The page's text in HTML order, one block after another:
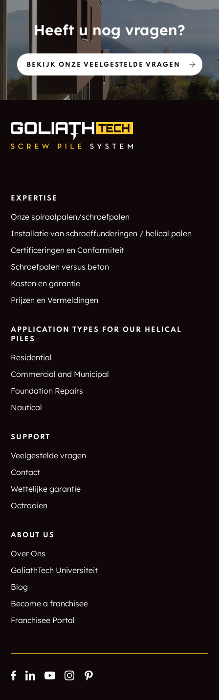
Heeft u nog vragen?
BEKIJK ONZE VEELGESTELDE VRAGEN
EXPERTISE
Onze spiraalpalen/schroefpalen
Installatie van schroeffunderingen / helical palen
Certificeringen en Conformiteit
Schroefpalen versus beton
Kosten en garantie
Prijzen en Vermeldingen
APPLICATION TYPES FOR OUR HELICAL
PILES
Residential
Commercial and Municipal
Foundation Repairs
Nautical
SUPPORT
Veelgestelde vragen
Contact
Wettelijke garantie
Octrooien
ABOUT US
Over Ons
GoliathTech Universiteit
Blog
Become a franchisee
Franchisee Portal